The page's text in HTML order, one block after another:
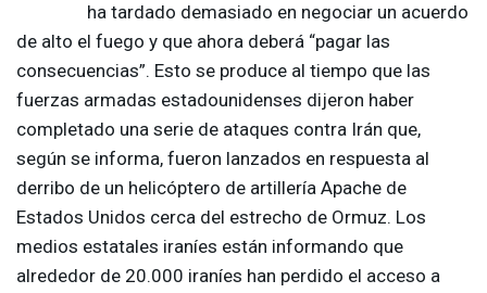
ha tardado demasiado en negociar un acuerdo
de alto el fuego y que ahora deberá “pagar las
consecuencias”. Esto se produce al tiempo que las
fuerzas armadas estadounidenses dijeron haber
completado una serie de ataques contra Irán que,
según se informa, fueron lanzados en respuesta al
derribo de un helicóptero de artillería Apache de
Estados Unidos cerca del estrecho de Ormuz. Los
medios estatales iraníes están informando que
alrededor de 20.000 iraníes han perdido el acceso a